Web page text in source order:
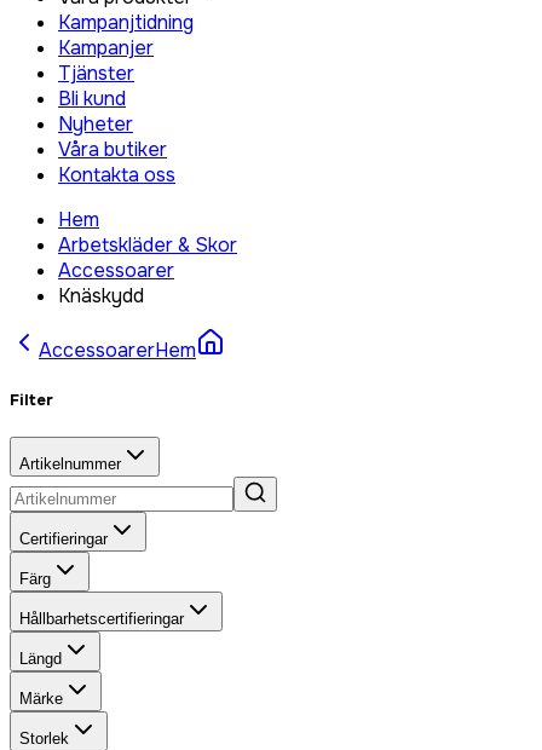
Kampanjtidning
Kampanjer
Tjänster
Bli kund
Nyheter
Våra butiker
Kontakta oss
Hem
Arbetskläder & Skor
Accessoarer
Knäskydd
AccessoarerHem
Filter
Artikelnummer
Certifieringar
Färg
Hållbarhetscertifieringar
Längd
Märke
Storlek